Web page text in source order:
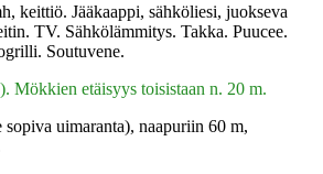
keittiö. Jääkaappi, sähköliesi, juokseva
TV. Sähkölämmitys. Takka. Puucee.
Soutuvene.
Mökkien etäisyys toisistaan n. 20 m.
uimaranta), naapuriin 60 m,